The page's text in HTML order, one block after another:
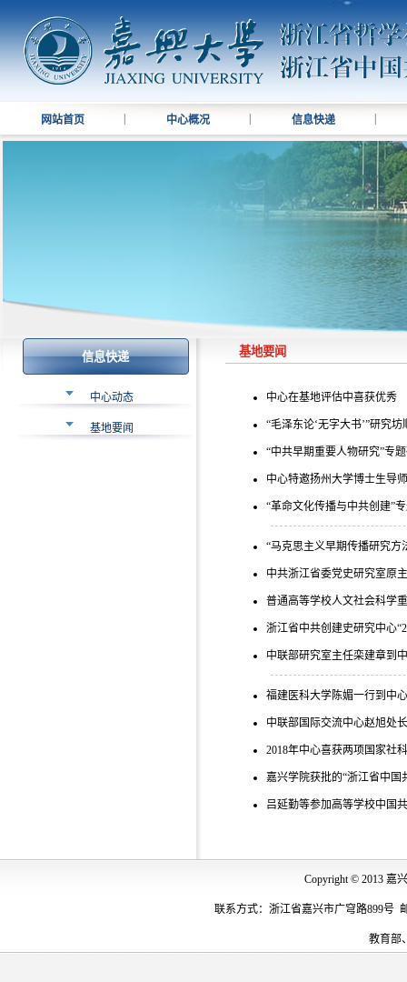
网站首页 中心概况 信息快递
信息快递
中心动态
基地要闻
基地要闻
中心在基地评估中喜获优秀
“毛泽东论‘无字大书’”研究坊
“中共早期重要人物研究”专
中心特邀扬州大学博士生导
“革命文化传播与中共创建”
“马克思主义早期传播研究方
中共浙江省委党史研究室原
普通高等学校人文社会科学
浙江省中共创建史研究中心
中联部研究室主任栾建章到
福建医科大学陈媚一行到中
中联部国际交流中心赵旭处
2018年中心喜获两项国家社
嘉兴学院获批的“浙江省中国
吕延勤等参加高等学校中国
Copyright © 2013 嘉
联系方式：浙江省嘉兴市广穹路899号
教育部